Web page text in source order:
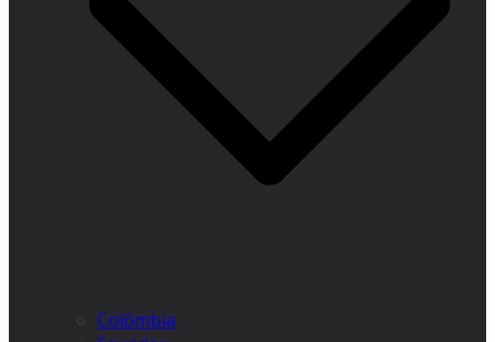
Colômbia